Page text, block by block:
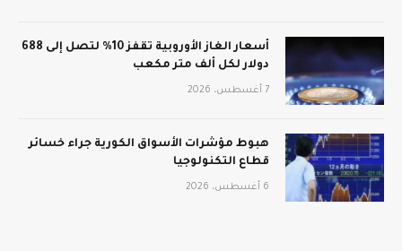
أسعار الغاز الأوروبية تقفز 10% لتصل إلى 688
دولار لكل ألف متر مكعب
7 أغسطس، 2026
هبوط مؤشرات الأسواق الكورية جراء خسائر
قطاع التكنولوجيا
6 أغسطس، 2026